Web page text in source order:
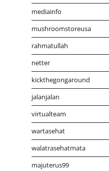
mediainfo
mushroomstoreusa
rahmatullah
netter
kickthegongaround
jalanjalan
virtualteam
wartasehat
walatrasehatmata
majuterus99